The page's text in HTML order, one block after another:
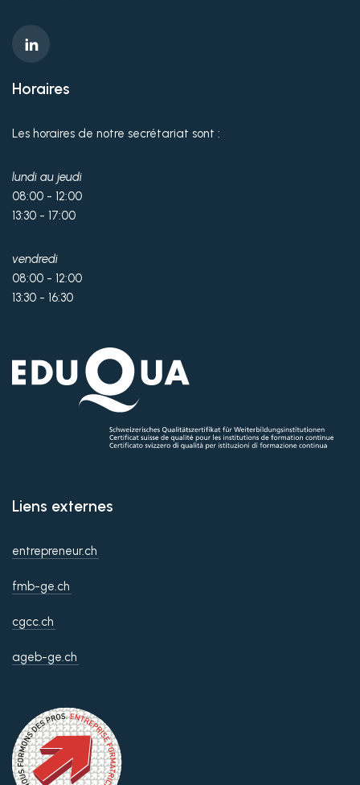
Horaires
Les horaires de notre secrétariat sont :
lundi au jeudi
08:00 - 12:00
13:30 - 17:00
vendredi
08:00 - 12:00
13:30 - 16:30
Liens externes
entrepreneur.ch
fmb-ge.ch
cgcc.ch
ageb-ge.ch